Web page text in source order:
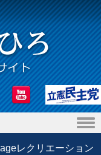
レクリエーション